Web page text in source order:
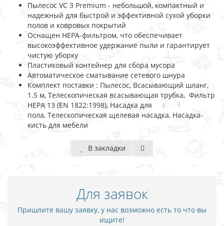
Пылесос VC 3 Premium - небольшой, компактный и
надежный для быстрой и эффективной сухой уборки
полов и ковровых покрытий
Оснащен НЕРА-фильтром, что обеспечивает
высокоэффективное удержание пыли и гарантирует
чистую уборку
Пластиковый контейнер для сбора мусора
Автоматическое сматывание сетевого шнура
Комплект поставки : Пылесос, Всасывающий шланг,
1.5 м, Телескопическая всасывающая трубка, Фильтр
HEPA 13 (EN 1822:1998), Насадка для
пола, Телескопическая щелевая насадка, Насадка-
кисть для мебели
В закладки
Для заявок
Пришлите вашу заявку, у нас возможно есть то что вы
ищите!